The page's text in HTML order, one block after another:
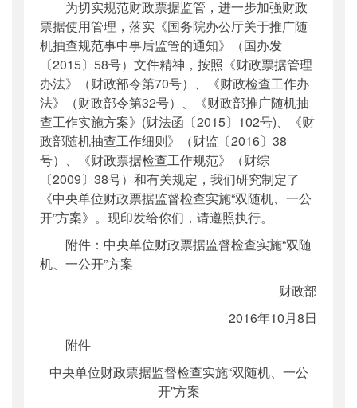
为切实规范财政票据监管，进一步加强财政
票据使用管理，落实《国务院办公厅关于推广随
机抽查规范事中事后监管的通知》（国办发
〔2015〕58号）文件精神，按照《财政票据管理
办法》（财政部令第70号）、《财政检查工作办
法》（财政部令第32号）、《财政部推广随机抽
查工作实施方案》(财法函〔2015〕102号)、《财
政部随机抽查工作细则》（财监〔2016〕38
号）、《财政票据检查工作规范》（财综
〔2009〕38号）和有关规定，我们研究制定了
《中央单位财政票据监督检查实施“双随机、一公
开”方案》。现印发给你们，请遵照执行。
附件：中央单位财政票据监督检查实施“双随
机、一公开”方案
财政部
2016年10月8日
附件
中央单位财政票据监督检查实施“双随机、一公
开”方案